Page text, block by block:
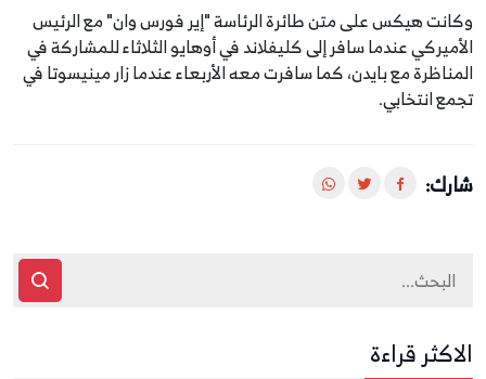
وكانت هيكس على متن طائرة الرئاسة "إير فورس وان" مع الرئيس
الأميركي عندما سافر إلى كليفلاند في أوهايو الثلاثاء للمشاركة في
المناظرة مع بايدن، كما سافرت معه الأربعاء عندما زار مينيسوتا في
تجمع انتخابي.
شارك:
الاكثر قراءة